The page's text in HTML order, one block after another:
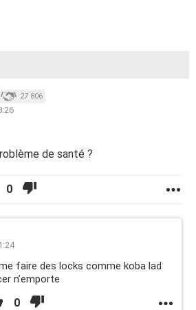
27 806
de santé ?
0
faire des locks comme koba lad
n’emporte
0